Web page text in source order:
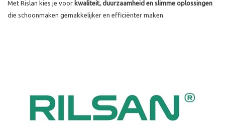
Met Rislan kies je voor kwaliteit, duurzaamheid en slimme oplossingen
die schoonmaken gemakkelijker en efficiënter maken.